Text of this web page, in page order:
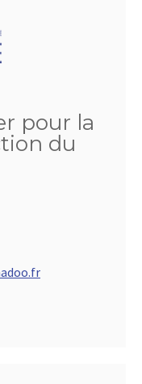
pour la
du